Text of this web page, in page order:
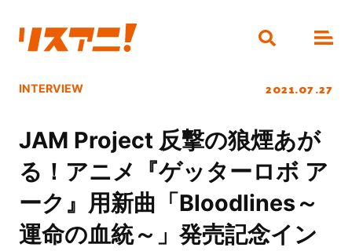
INTERVIEW 2021.07.27
JAM Project 反撃の狼煙あが
る！アニメ『ゲッターロボ ア
ーク』用新曲「Bloodlines～
運命の血統～」発売記念イン